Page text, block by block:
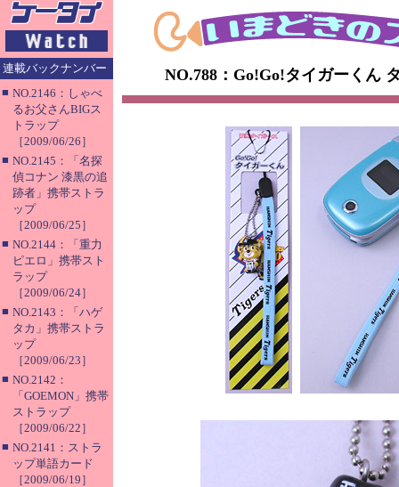
連載バックナンバー
■ NO.2146：しゃべ
るお父さんBIGス
トラップ
［2009/06/26］
■ NO.2145：「名探
偵コナン 漆黒の追
跡者」携帯ストラ
ップ
［2009/06/25］
■ NO.2144：「重力
ピエロ」携帯スト
ラップ
［2009/06/24］
■ NO.2143：「ハゲ
タカ」携帯ストラ
ップ
［2009/06/23］
■ NO.2142：
「GOEMON」携帯
ストラップ
［2009/06/22］
■ NO.2141：ストラ
ップ単語カード
［2009/06/19］
NO.788：Go!Go!タイガーくん